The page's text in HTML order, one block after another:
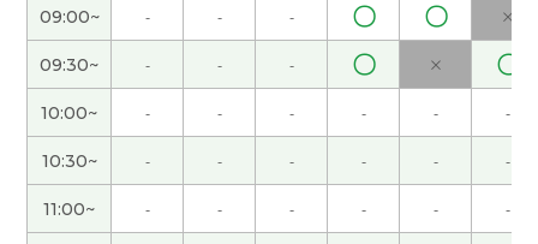
下次见!( 女性 )
是啊。年纪越来越大，我觉得时间过得越来越快。
女性 )
今天谢谢你：）
09:00~ - - - 〇 〇 ×
09:30~ - - - 〇 × 〇
10:00~ - - - - - -
10:30~ - - - - - -
11:00~ - - - - - -